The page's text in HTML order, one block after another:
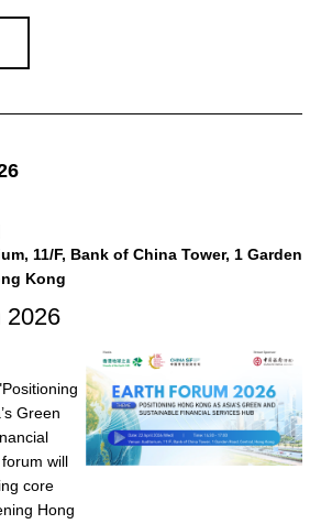
11/F, Bank of China Tower, 1 Garden
Kong
2026
Green
will
core
Hong